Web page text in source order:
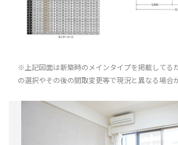
※上記図面は新築時のメインタイプを掲載してる
の選択やその後の間取変更等で現況と異なる場合